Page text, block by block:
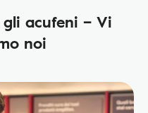
acufeni – Vi
noi